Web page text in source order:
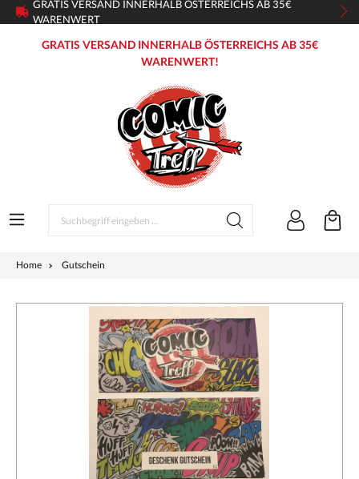
GRATIS VERSAND INNERHALB ÖSTERREICHS AB 35€
WARENWERT
GRATIS VERSAND INNERHALB ÖSTERREICHS AB 35€
WARENWERT!
Home Gutschein